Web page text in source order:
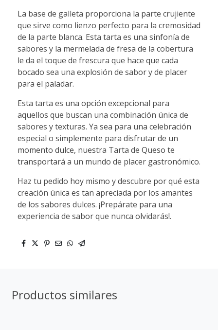
La base de galleta proporciona la parte crujiente
que sirve como lienzo perfecto para la cremosidad
de la parte blanca. Esta tarta es una sinfonía de
sabores y la mermelada de fresa de la cobertura
le da el toque de frescura que hace que cada
bocado sea una explosión de sabor y de placer
para el paladar.
Esta tarta es una opción excepcional para
aquellos que buscan una combinación única de
sabores y texturas. Ya sea para una celebración
especial o simplemente para disfrutar de un
momento dulce, nuestra Tarta de Queso te
transportará a un mundo de placer gastronómico.
Haz tu pedido hoy mismo y descubre por qué esta
creación única es tan apreciada por los amantes
de los sabores dulces. ¡Prepárate para una
experiencia de sabor que nunca olvidarás!.
Productos similares